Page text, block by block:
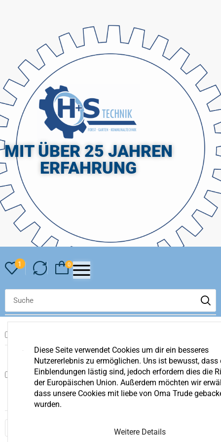
MIT ÜBER 25 JAHREN
ERFAHRUNG
1 0
Honda Mähroboter Miimo
HRM 1500 Live
€960,00
Diese Seite verwendet Cookies um dir ein besseres
Nutzererlebnis zu ermöglichen. Uns ist bewusst, dass
Einblendungen lästig sind, jedoch erfordern dies die
der Europäischen Union. Außerdem möchten wir
dass unsere Cookies mit liebe von Oma Trude
wurden.
Weitere Details